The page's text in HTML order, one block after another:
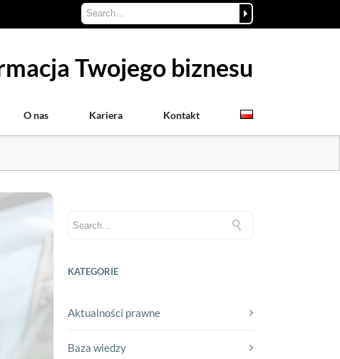
Twojego biznesu
O nas Kariera Kontakt
KATEGORIE
Aktualności prawne
Baza wiedzy